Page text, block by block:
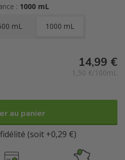
aussi du beurre de karité qui
: 1000 mL
mL 1000 mL
14,99 €
1,50 €/100mL
au panier
(soit +0,29 €)